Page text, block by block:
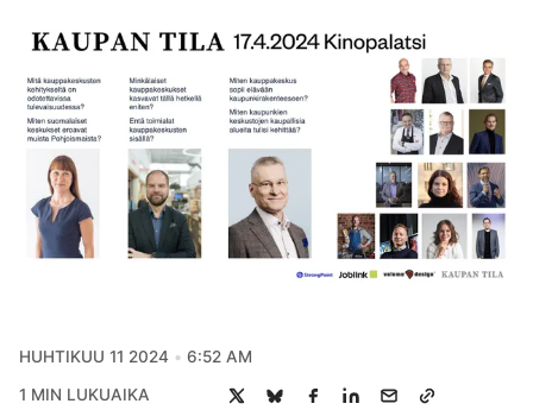
HUHTIKUU 11 2024 6:52 AM
1 MIN LUKUAIKA